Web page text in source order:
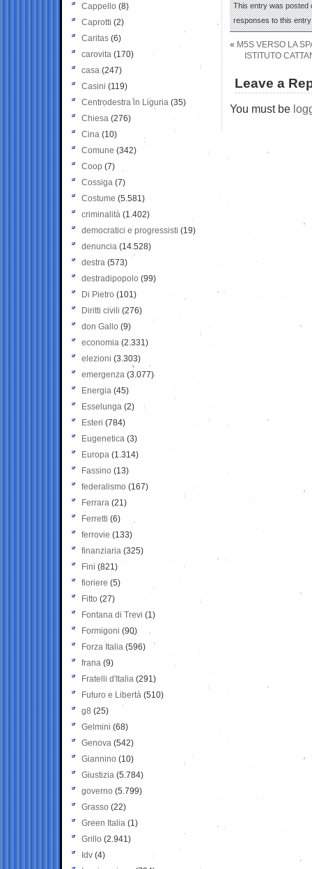
This entry was posted
responses to this
« M5S VERSO LA
ISTITUTO
Leave a
You must be
Cappello (8)
Caprotti (2)
Caritas (6)
carovita (170)
casa (247)
Casini (119)
Centrodestra in Liguria (35)
Chiesa (276)
Cina (10)
Comune (342)
Coop (7)
Cossiga (7)
Costume (5.581)
criminalità (1.402)
democratici e progressisti (19)
denuncia (14.528)
destra (573)
destradipopolo (99)
Di Pietro (101)
Diritti civili (276)
don Gallo (9)
economia (2.331)
elezioni (3.303)
emergenza (3.077)
Energia (45)
Esselunga (2)
Esteri (784)
Eugenetica (3)
Europa (1.314)
Fassino (13)
federalismo (167)
Ferrara (21)
Ferretti (6)
ferrovie (133)
finanziaria (325)
Fini (821)
fioriere (5)
Fitto (27)
Fontana di Trevi (1)
Formigoni (90)
Forza Italia (596)
frana (9)
Fratelli d'Italia (291)
Futuro e Libertà (510)
g8 (25)
Gelmini (68)
Genova (542)
Giannino (10)
Giustizia (5.784)
governo (5.799)
Grasso (22)
Green Italia (1)
Grillo (2.941)
Idv (4)